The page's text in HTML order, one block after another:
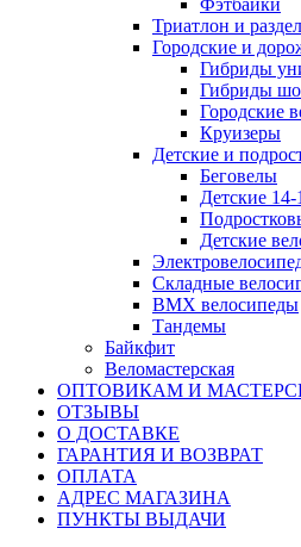
Триатлон и
Городские и
Гибриды
Гибриды
Городские
Круизеры
Детские и
Беговелы
Детские 14-
Детские
Складные
BMX велосипеды
Тандемы
Байкфит
Веломастерская
ОПТОВИКАМ И
ОТЗЫВЫ
О ДОСТАВКЕ
ГАРАНТИЯ И ВОЗВРАТ
ОПЛАТА
АДРЕС МАГАЗИНА
ПУНКТЫ ВЫДАЧИ